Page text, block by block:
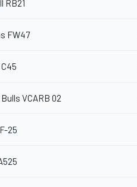
RB21
FW47
VCARB 02
25